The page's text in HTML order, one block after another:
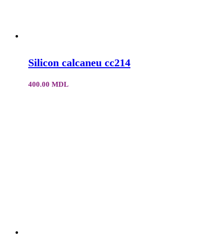
Silicon calcaneu cc214
400.00 MDL